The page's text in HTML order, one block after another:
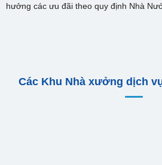
hưởng các ưu đãi theo quy định Nhà
Các Khu Nhà xưởng dịch